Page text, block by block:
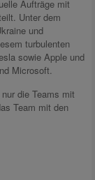
Aufträge mit
Unter dem
und
turbulenten
sowie Apple und
Microsoft.
die Teams mit
Team mit den